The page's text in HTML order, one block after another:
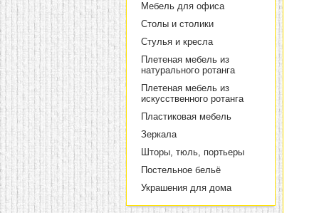
Мебель для офиса
Столы и столики
Стулья и кресла
Плетеная мебель из
натурального ротанга
Плетеная мебель из
искусственного ротанга
Пластиковая мебель
Зеркала
Шторы, тюль, портьеры
Постельное бельё
Украшения для дома